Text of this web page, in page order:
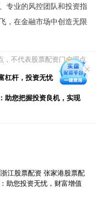
专业的风控团队和投资指
，在金融市场中创造无限
，不代表股票配资门户观点
杠杆，投资无忧
助您把握投资良机，实现